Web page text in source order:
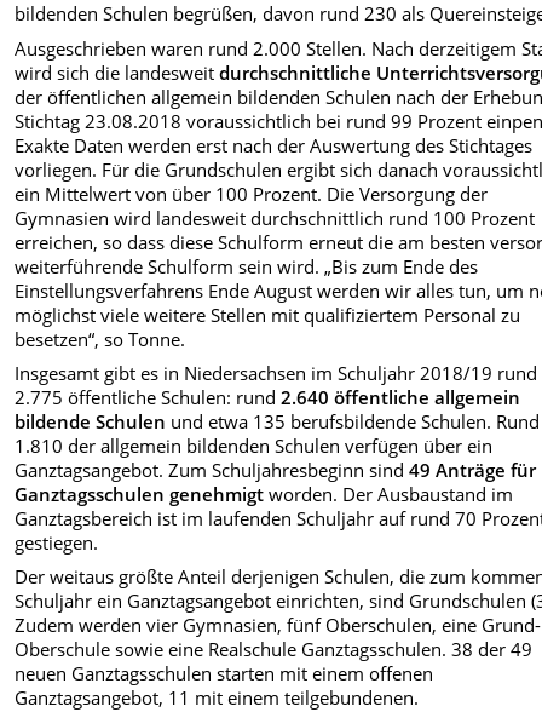
bildenden Schulen begrüßen, davon rund 230 als
Ausgeschrieben waren rund 2.000 Stellen. Nach derzeitigem
wird sich die landesweitdurchschnittliche
der öffentlichen allgemein bildenden Schulen nach der
Stichtag 23.08.2018 voraussichtlich bei rund 99 Prozent
Exakte Daten werden erst nach der Auswertung des Stichtages
vorliegen. Für die Grundschulen ergibt sich danach
ein Mittelwert von über 100 Prozent. Die Versorgung der
Gymnasien wird landesweit durchschnittlich rund 100 Prozent
erreichen, so dass diese Schulform erneut die am besten
weiterführende Schulform sein wird. „Bis zum Ende des
Einstellungsverfahrens Ende August werden wir alles tun, um
möglichst viele weitere Stellen mit qualifiziertem Personal zu
besetzen“, so Tonne.
Insgesamt gibt es in Niedersachsen im Schuljahr 2018/19 rund
2.775 öffentliche Schulen: rund2.640 öffentliche allgemein
bildende Schulen und etwa 135 berufsbildende Schulen. Rund
1.810 der allgemein bildenden Schulen verfügen über ein
Ganztagsangebot. Zum Schuljahresbeginn sind49 Anträge für
Ganztagsschulen genehmigt worden. Der Ausbaustand im
Ganztagsbereich ist im laufenden Schuljahr auf rund 70
gestiegen.
Der weitaus größte Anteil derjenigen Schulen, die zum
Schuljahr ein Ganztagsangebot einrichten, sind Grundschulen
Zudem werden vier Gymnasien, fünf Oberschulen, eine
Oberschule sowie eine Realschule Ganztagsschulen. 38 der 49
neuen Ganztagsschulen starten mit einem offenen
Ganztagsangebot, 11 mit einem teilgebundenen.